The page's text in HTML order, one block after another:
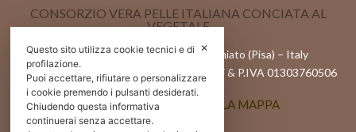
CONSORZIO VERA PELLE ITALIANA CONCIATA AL
VEGETALE
Via l Maggio 82/84, 56028 – San Miniato (Pisa) – Italy
Reg.Imprese di Pisa n. 01303760506 | C.F & P.IVA 01303760506
APRI POSIZIONE SULLA MAPPA
✕
Questo sito utilizza cookie tecnici e di
profilazione.
Puoi accettare, rifiutare o personalizzare
i cookie premendo i pulsanti desiderati.
Chiudendo questa informativa
continuerai senza accettare.